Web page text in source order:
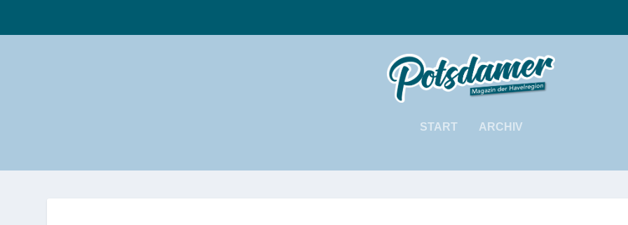
START ARCHIV